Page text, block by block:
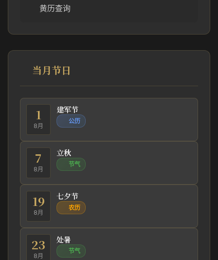
黄历查询
当月节日
1
8月
建军节
公历
7
8月
立秋
节气
19
8月
七夕节
农历
23
8月
处暑
节气